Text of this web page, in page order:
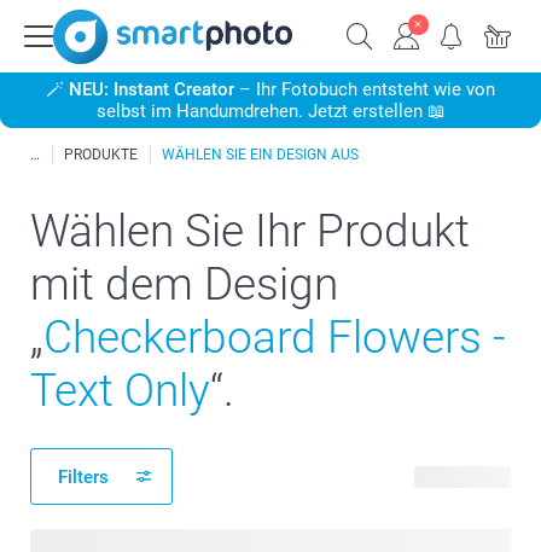
🪄 NEU: Instant Creator – Ihr Fotobuch entsteht wie von
selbst im Handumdrehen. Jetzt erstellen 📖
PRODUKTE WÄHLEN SIE EIN DESIGN AUS
Wählen Sie Ihr Produkt
mit dem Design
„Checkerboard Flowers -
Text Only“.
Filters